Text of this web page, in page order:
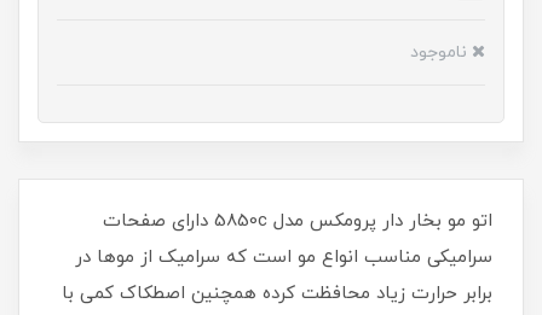
ناموجود
اتو مو بخار دار پرومکس مدل 5850c دارای صفحات
سرامیکی مناسب انواع مو است که سرامیک از موها در
برابر حرارت زیاد محافظت کرده همچنین اصطکاک کمی با